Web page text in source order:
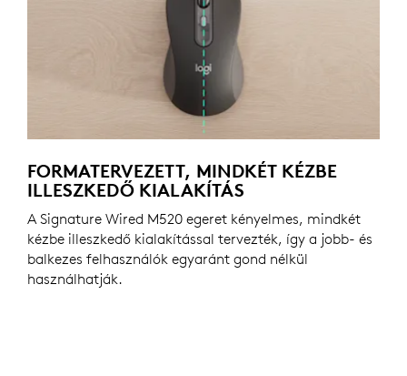
FORMATERVEZETT, MINDKÉT KÉZBE
ILLESZKEDŐ KIALAKÍTÁS
A Signature Wired M520 egeret kényelmes, mindkét
kézbe illeszkedő kialakítással tervezték, így a jobb- és
balkezes felhasználók egyaránt gond nélkül
használhatják.